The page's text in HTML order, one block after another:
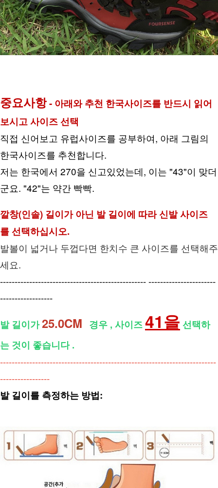
중요사항 - 아래와 추천 한국사이즈를 반드시 읽어
보시고 사이즈 선택
직접 신어보고 유럽사이즈를 공부하여, 아래 그림의
한국사이즈를 추천합니다.
저는 한국에서 270을 신고있었는데, 이는 "43"이 맞더
군요. "42"는 약간 빡빡.
깔창(인솔) 길이가 아닌 발 길이에 따라 신발 사이즈
를 선택하십시오.
발볼이 넓거나 두껍다면 한치수 큰 사이즈를 선택해주
세요.
-------------------------------------------------- -----------------------
------------------
발 길이가 25.0CM 경우 , 사이즈 41을 선택하
는 것이 좋습니다 .
--------------------------------------------------------------------------
-----------------
발 길이를 측정하는 방법: